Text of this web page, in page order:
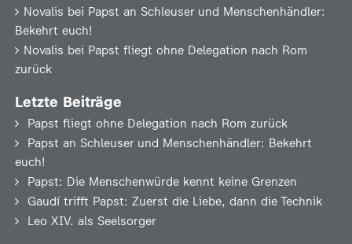
Novalis bei Papst an Schleuser und Menschenhändler:
Bekehrt euch!
Novalis bei Papst fliegt ohne Delegation nach Rom
zurück
Letzte Beiträge
Papst fliegt ohne Delegation nach Rom zurück
Papst an Schleuser und Menschenhändler: Bekehrt
euch!
Papst: Die Menschenwürde kennt keine Grenzen
Gaudí trifft Papst: Zuerst die Liebe, dann die Technik
Leo XIV. als Seelsorger